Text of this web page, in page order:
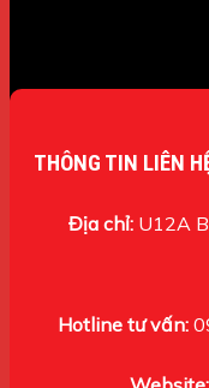
THÔNG TIN LIÊN
Địa chỉ:U12A
Hotline tư vấn: